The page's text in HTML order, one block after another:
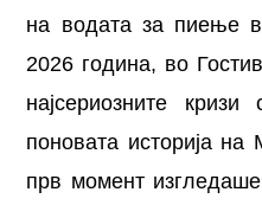
на водата за пиење
2026 година, во
најсериозните
поновата историја
прв момент